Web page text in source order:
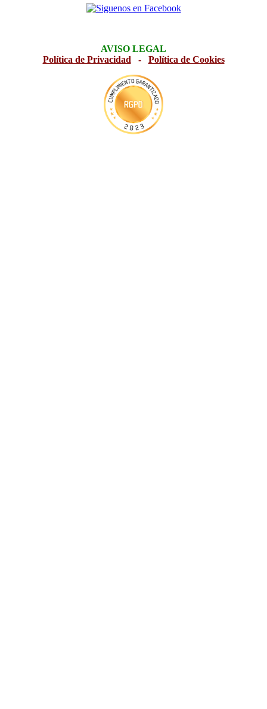
AVISO LEGAL
Política de Privacidad - Política de Cookies